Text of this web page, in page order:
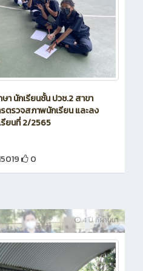
นักเรียนชั้น ปวช.2 สาขา
ตรวจสภาพนักเรียน และลง
รียนที่ 2/2565
0
4 ปี ที่ผ่านมา